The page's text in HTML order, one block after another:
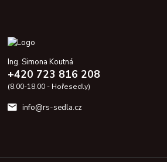
Ing. Simona Koutná
+420 723 816 208
(8.00-18.00 - Hořesedly)
info@rs-sedla.cz